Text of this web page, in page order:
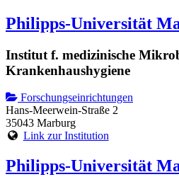
Philipps-Universität
Institut f. medizinische
Krankenhaushygiene
Forschungseinrichtungen
Hans-Meerwein-Straße 2
35043 Marburg
Link zur Institution
Philipps-Universität